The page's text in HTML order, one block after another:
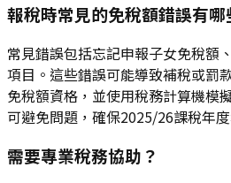
報稅時常見的免稅額錯誤有哪
常見錯誤包括忘記申報子女免稅額
項目。這些錯誤可能導致補稅或罰
免稅額資格，並使用稅務計算機模
可避免問題，確保2025/26課稅年
需要專業稅務協助？